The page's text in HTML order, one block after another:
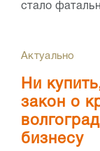
стало
Актуально
Ни
закон о
бизнесу